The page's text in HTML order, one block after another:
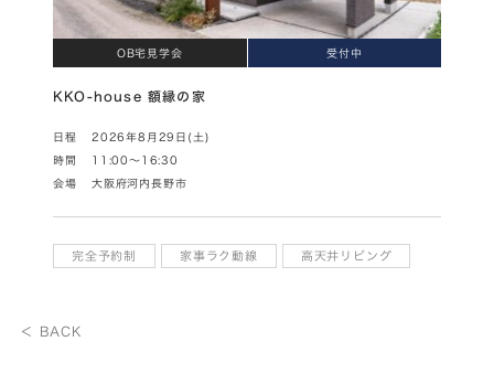
OB宅見学会 受付中
KKO-house 額縁の家
日程 2026年8月29日(土)
時間 11:00～16:30
会場 大阪府河内長野市
完全予約制 家事ラク動線 高天井リビング
＜ BACK